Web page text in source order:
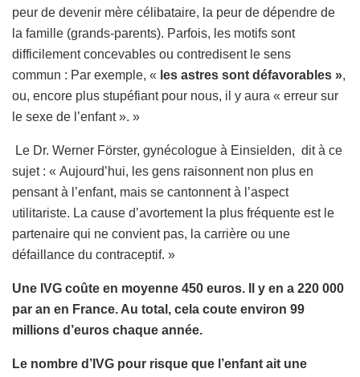
peur de devenir mère célibataire, la peur de dépendre de
la famille (grands-parents). Parfois, les motifs sont
difficilement concevables ou contredisent le sens
commun : Par exemple, « les astres sont défavorables »,
ou, encore plus stupéfiant pour nous, il y aura « erreur sur
le sexe de l’enfant ». »
Le Dr. Werner Förster, gynécologue à Einsielden, dit à ce
sujet : « Aujourd’hui, les gens raisonnent non plus en
pensant à l’enfant, mais se cantonnent à l’aspect
utilitariste. La cause d’avortement la plus fréquente est le
partenaire qui ne convient pas, la carrière ou une
défaillance du contraceptif. »
Une IVG coûte en moyenne 450 euros. Il y en a 220 000
par an en France. Au total, cela coute environ 99
millions d’euros chaque année.
Le nombre d’IVG pour risque que l’enfant ait une